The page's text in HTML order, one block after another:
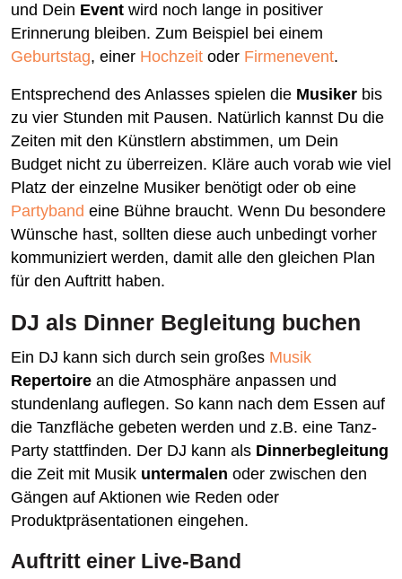
und Dein Event wird noch lange in positiver
Erinnerung bleiben. Zum Beispiel bei einem
Geburtstag, einer Hochzeit oder Firmenevent.
Entsprechend des Anlasses spielen die Musiker bis
zu vier Stunden mit Pausen. Natürlich kannst Du die
Zeiten mit den Künstlern abstimmen, um Dein
Budget nicht zu überreizen. Kläre auch vorab wie viel
Platz der einzelne Musiker benötigt oder ob eine
Partyband eine Bühne braucht. Wenn Du besondere
Wünsche hast, sollten diese auch unbedingt vorher
kommuniziert werden, damit alle den gleichen Plan
für den Auftritt haben.
DJ als Dinner Begleitung buchen
Ein DJ kann sich durch sein großes Musik
Repertoire an die Atmosphäre anpassen und
stundenlang auflegen. So kann nach dem Essen auf
die Tanzfläche gebeten werden und z.B. eine Tanz-
Party stattfinden. Der DJ kann als Dinnerbegleitung
die Zeit mit Musik untermalen oder zwischen den
Gängen auf Aktionen wie Reden oder
Produktpräsentationen eingehen.
Auftritt einer Live-Band